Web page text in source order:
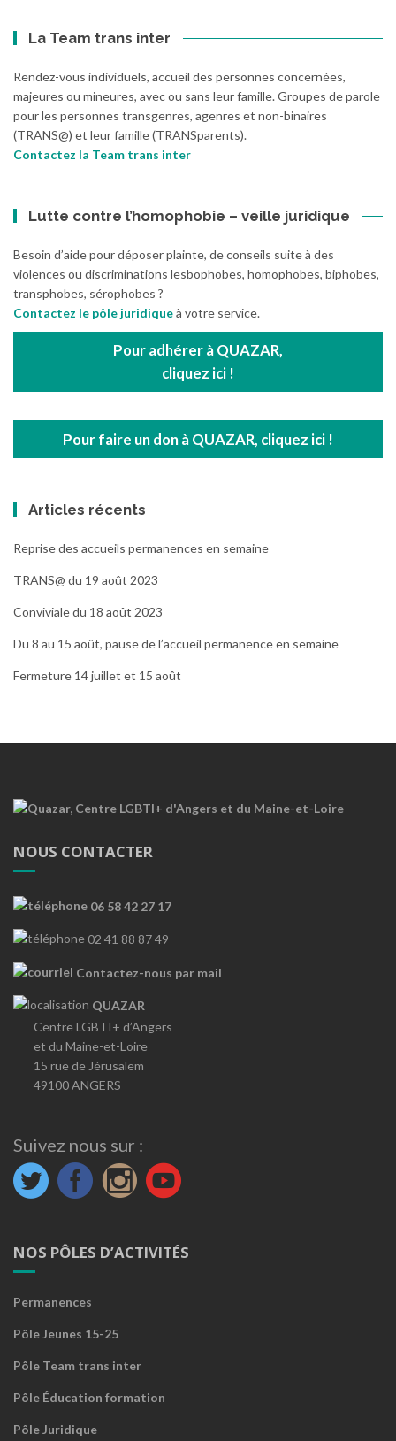
La Team trans inter
Rendez-vous individuels, accueil des personnes concernées,
majeures ou mineures, avec ou sans leur famille. Groupes de parole
pour les personnes transgenres, agenres et non-binaires
(TRANS@) et leur famille (TRANSparents).
Contactez la Team trans inter
Lutte contre l’homophobie – veille juridique
Besoin d’aide pour déposer plainte, de conseils suite à des
violences ou discriminations lesbophobes, homophobes, biphobes,
transphobes, sérophobes ?
Contactez le pôle juridiqueà votre service.
Pour adhérer à QUAZAR,
cliquez ici !
Pour faire un don à QUAZAR, cliquez ici !
Articles récents
Reprise des accueils permanences en semaine
TRANS@ du 19 août 2023
Conviviale du 18 août 2023
Du 8 au 15 août, pause de l’accueil permanence en semaine
Fermeture 14 juillet et 15 août
NOUS CONTACTER
06 58 42 27 17
02 41 88 87 49
Contactez-nous par mail
QUAZAR
Centre LGBTI+ d’Angers
et du Maine-et-Loire
15 rue de Jérusalem
49100 ANGERS
Suivez nous sur :
NOS PÔLES D’ACTIVITÉS
Permanences
Pôle Jeunes 15-25
Pôle Team trans inter
Pôle Éducation formation
Pôle Juridique